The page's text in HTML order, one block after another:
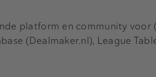
platform en community
(Dealmaker.nl), League